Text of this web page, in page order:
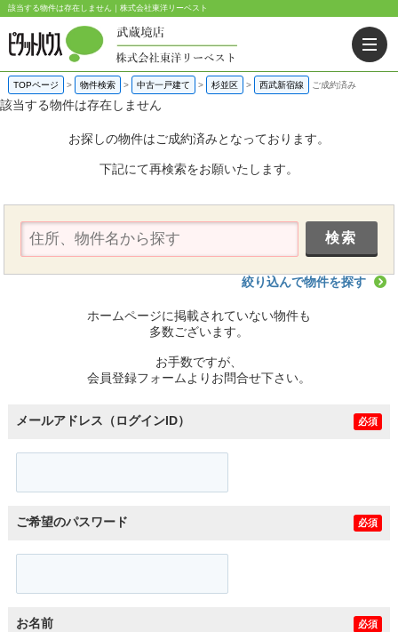
該当する物件は存在しません｜株式会社東洋リーベスト
TOPページ > 物件検索 > 中古一戸建て > 杉並区 > 西武新宿線 ご成約済み
該当する物件は存在しません
お探しの物件はご成約済みとなっております。
下記にて再検索をお願いたします。
絞り込んで物件を探す
ホームページに掲載されていない物件も
多数ございます。
お手数ですが、
会員登録フォームよりお問合せ下さい。
メールアドレス（ログインID） 必須
ご希望のパスワード 必須
お名前 必須